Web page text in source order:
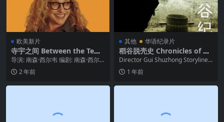
欧美新片
寺宇之间 Between the Tem
ples (2024)
导演: 南森·西尔韦 编剧: 南森·西尔
韦 / C·梅森·维尔斯 主演: 詹森·...
2 年前
其他 华语纪录片
稻谷脱壳史 Chronicles of Hu
lling Rice 2011
Director Gui Shuzhong Storyline I
n the s...
1 年前